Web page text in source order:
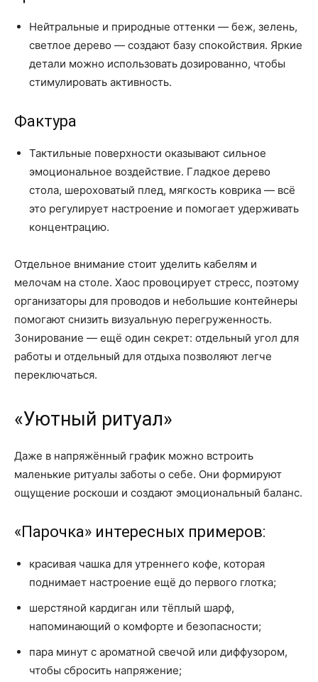
Нейтральные и природные оттенки — беж, зелень,
светлое дерево — создают базу спокойствия. Яркие
детали можно использовать дозированно, чтобы
стимулировать активность.
Фактура
Тактильные поверхности оказывают сильное
эмоциональное воздействие. Гладкое дерево
стола, шероховатый плед, мягкость коврика — всё
это регулирует настроение и помогает удерживать
концентрацию.
Отдельное внимание стоит уделить кабелям и
мелочам на столе. Хаос провоцирует стресс, поэтому
организаторы для проводов и небольшие контейнеры
помогают снизить визуальную перегруженность.
Зонирование — ещё один секрет: отдельный угол для
работы и отдельный для отдыха позволяют легче
переключаться.
«Уютный ритуал»
Даже в напряжённый график можно встроить
маленькие ритуалы заботы о себе. Они формируют
ощущение роскоши и создают эмоциональный баланс.
«Парочка» интересных примеров:
красивая чашка для утреннего кофе, которая
поднимает настроение ещё до первого глотка;
шерстяной кардиган или тёплый шарф,
напоминающий о комфорте и безопасности;
пара минут с ароматной свечой или диффузором,
чтобы сбросить напряжение;